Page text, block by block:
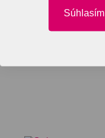
Súhlasím